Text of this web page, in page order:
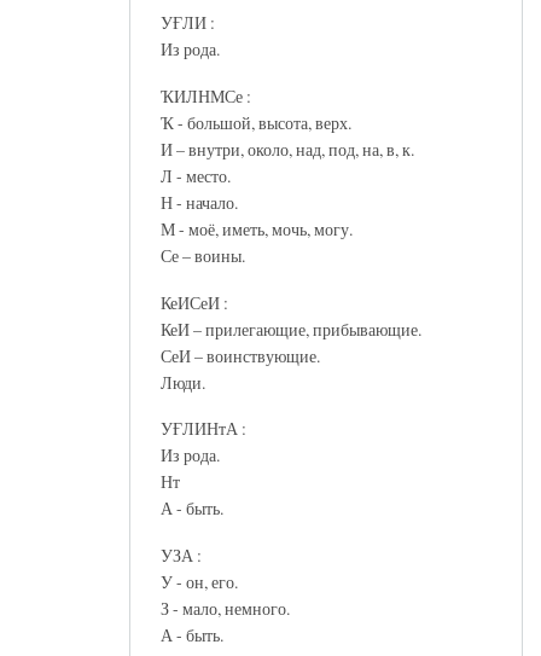
УҒЛИ :
Из рода.
ҠИЛНМСе :
Ҡ - большой, высота, верх.
И – внутри, около, над, под, на, в, к.
Л - место.
Н - начало.
М - моё, иметь, мочь, могу.
Се – воины.
КеИСеИ :
КеИ – прилегающие, прибывающие.
СеИ – воинствующие.
Люди.
УҒЛИНтА :
Из рода.
Нт
А - быть.
УЗА :
У - он, его.
З - мало, немного.
А - быть.